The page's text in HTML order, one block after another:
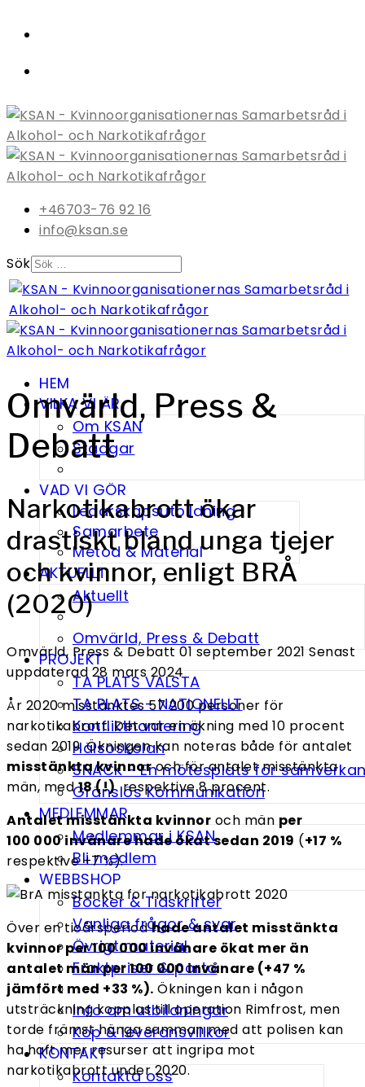
+46703-76 92 16
info@ksan.se
Sök
HEM
VILKA VI ÄR
Om KSAN
Stadgar
VAD VI GÖR
Ledarskapsutbildning
Samarbete
Metod & Material
AKTUELLT
Aktuellt
Omvärld, Press & Debatt
PROJEKT
TA PLATS VALSTA
TA PLATS - NATIONELLT
Konflikthantering
Hälsoskolan
SNACK - En möte­splats för
Gränslös Kommunikation
MEDLEMMAR
Medlemmar i KSAN
Bli medlem
WEBBSHOP
Böcker & Tidskrifter
Vanliga frågor & svar
Övrigt material
Fraktpriser & porto
Info om utbildningar
Köp & leveransvillkor
KONTAKT
Kontakta oss
Omvärld, Press &
Debatt
Narkotikabrott ökar
drastiskt bland unga tjejer
och kvinnor, enligt BRÅ
(2020)
Omvärld, Press & Debatt 01 september 2021 Senast
uppdaterad 28 mars 2024
År 2020 misstänktes 57 200 personer för
narkotikabrott. Det var en ökning med 10 procent
sedan 2019. Ökningen kan noteras både för antalet
misstänkta kvinnoroch för antalet misstänkta
män, med18 (!)respektive 8 procent.
Antalet misstänkta kvinnor och män per
100 000 invånare hade ökat sedan 2019 (+17 %
respektive +7 %).
Över en tioårsperiodhade antalet misstänkta
kvinnor per 100 000 invånare ökat mer än
antalet män per 100 000 invånare (+47 %
jämfört med +33 %). Ökningen kan i någon
utsträck­ning kopplas till operation Rimfrost, men
torde främst hänga samman med att polisen kan
ha haft mer resurser att ingripa mot
narkotikabrott under 2020.